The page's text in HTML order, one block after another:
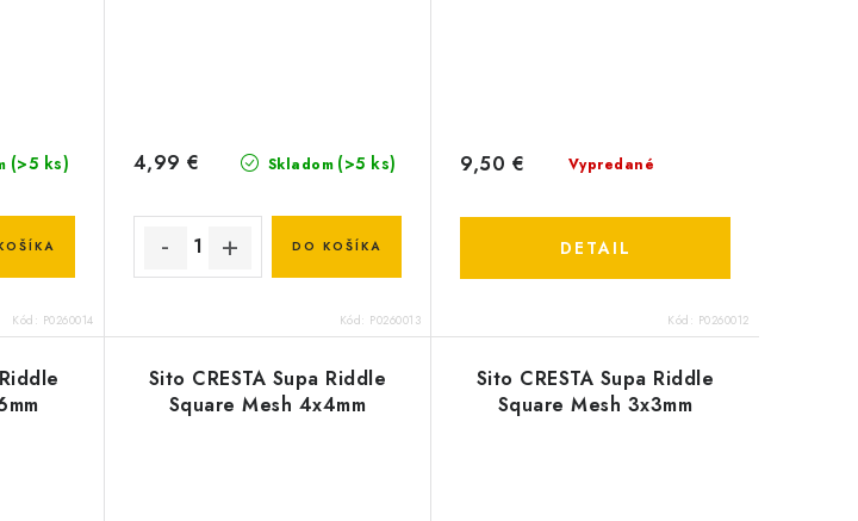
(>5 ks)
Kód: P0260014
Skladom (>5 ks)
4,99 €
DO KOŠÍKA
Kód: P0260013
Vypredané
9,50 €
DETAIL
Kód: P0260012
Sito CRESTA Supa Riddle
Square Mesh 4x4mm
Sito CRESTA Supa Riddle
Square Mesh 3x3mm